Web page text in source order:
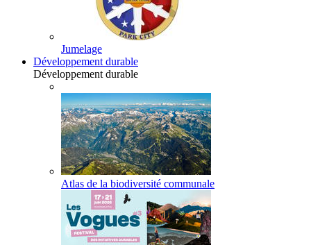
Jumelage
Développement durable
Développement durable
Atlas de la biodiversité communale